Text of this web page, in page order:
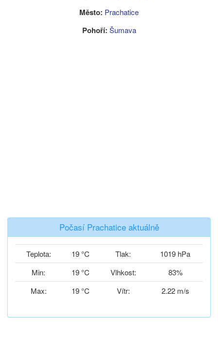
Město: Prachatice
Pohoří: Šumava
Počasí Prachatice aktuálně
Teplota: 19 °C Tlak:
1019 hPa
Min:
19 °C Vlhkost:
83%
Max:
19 °C Vítr: 2.22 m/s